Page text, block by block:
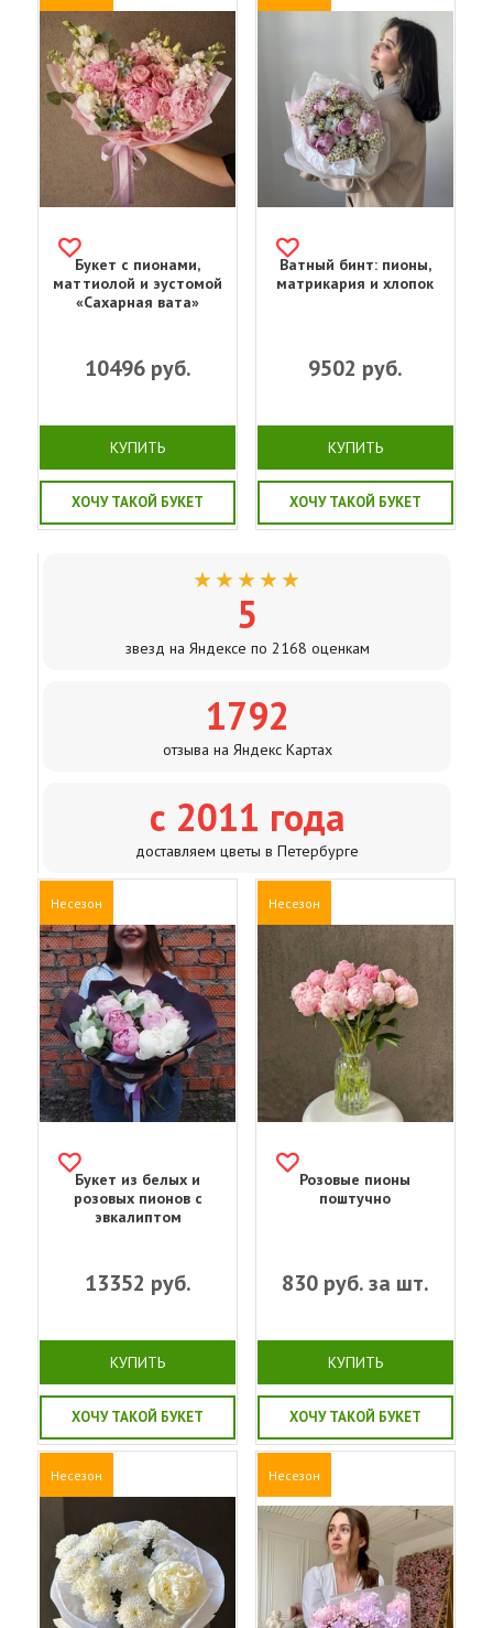
Букет с пионами,
маттиолой и эустомой
«Сахарная вата»
10496руб.
КУПИТЬ
ХОЧУ ТАКОЙ БУКЕТ
Ватный бинт: пионы,
матрикария и хлопок
9502 руб.
КУПИТЬ
ХОЧУ ТАКОЙ БУКЕТ
★★★★★
5
звезд на Яндексе по 2168 оценкам
1792
отзыва на Яндекс Картах
с 2011 года
доставляем цветы в Петербурге
Несезон
Букет из белых и
розовых пионов с
эвкалиптом
13352 руб.
КУПИТЬ
ХОЧУ ТАКОЙ БУКЕТ
Несезон
Розовые пионы
поштучно
830руб. за шт.
КУПИТЬ
ХОЧУ ТАКОЙ БУКЕТ
Несезон Несезон